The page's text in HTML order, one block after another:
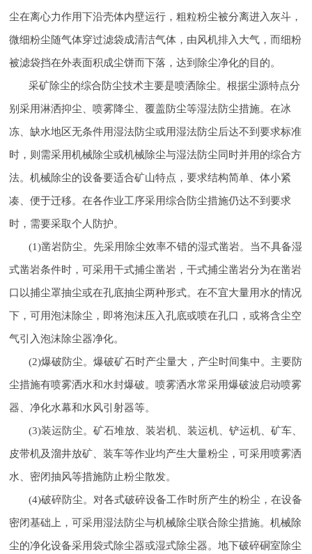
尘在离心力作用下沿壳体内壁运行，粗粒粉尘被分离进入灰斗，
微细粉尘随气体穿过滤袋成清洁气体，由风机排入大气，而细粉
被滤袋挡在外表面积成尘饼而下落，达到除尘净化的目的。
采矿除尘的综合防尘技术主要是喷洒除尘。根据尘源特点分
别采用淋洒抑尘、喷雾降尘、覆盖防尘等湿法防尘措施。在冰
冻、缺水地区无条件用湿法防尘或用湿法防尘后达不到要求标准
时，则需采用机械除尘或机械除尘与湿法防尘同时并用的综合方
法。机械除尘的设备要适合矿山特点，要求结构简单、体小紧
凑、便于迁移。在各作业工序采用综合防尘措施仍达不到要求
时，需要采取个人防护。
(1)凿岩防尘。先采用除尘效率不错的湿式凿岩。当不具备湿
式凿岩条件时，可采用干式捕尘凿岩，干式捕尘凿岩分为在凿岩
口以捕尘罩抽尘或在孔底抽尘两种形式。在不宜大量用水的情况
下，可用泡沫除尘，即将泡沫压入孔底或喷在孔口，或将含尘空
气引入泡沫除尘器净化。
(2)爆破防尘。爆破矿石时产尘量大，产尘时间集中。主要防
尘措施有喷雾洒水和水封爆破。喷雾洒水常采用爆破波启动喷雾
器、净化水幕和水风引射器等。
(3)装运防尘。矿石堆放、装岩机、装运机、铲运机、矿车、
皮带机及溜井放矿、装车等作业均产生大量粉尘，可采用喷雾洒
水、密闭抽风等措施防止粉尘散发。
(4)破碎防尘。对各式破碎设备工作时所产生的粉尘，在设备
密闭基础上，可采用湿法防尘与机械除尘联合除尘措施。机械除
尘的净化设备采用袋式除尘器或湿式除尘器。地下破碎硐室除尘